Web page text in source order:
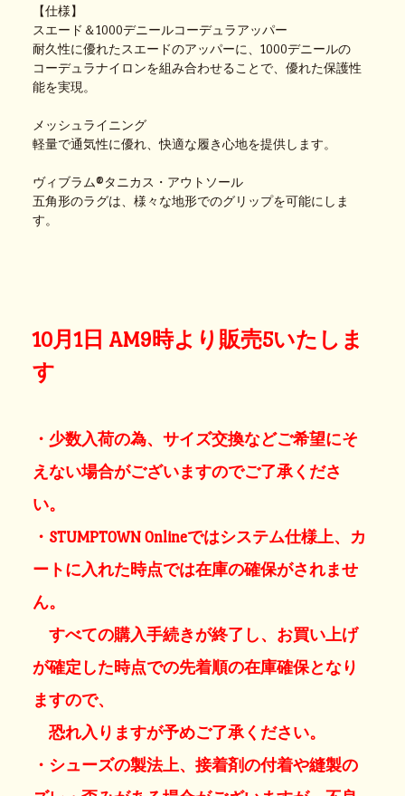
【仕様】
スエード＆1000デニールコーデュラアッパー
耐久性に優れたスエードのアッパーに、1000デニールの
コーデュラナイロンを組み合わせることで、優れた保護性
能を実現。
メッシュライニング
軽量で通気性に優れ、快適な履き心地を提供します。
ヴィブラム®タニカス・アウトソール
五角形のラグは、様々な地形でのグリップを可能にしま
す。
10月1日 AM9時より販売5いたしま
す
・少数入荷の為、サイズ交換などご希望にそ
えない場合がございますのでご了承くださ
い。
・STUMPTOWN Onlineではシステム仕様上、カ
ートに入れた時点では在庫の確保がされませ
ん。
すべての購入手続きが終了し、お買い上げ
が確定した時点での先着順の在庫確保となり
ますので、
恐れ入りますが予めご了承ください。
・シューズの製法上、接着剤の付着や縫製の